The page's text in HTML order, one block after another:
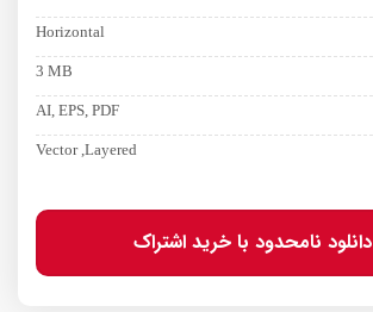
Horizontal
3 MB
AI, EPS, PDF
Vector ,Layered
دانلود نامحدود با خرید اشتراک